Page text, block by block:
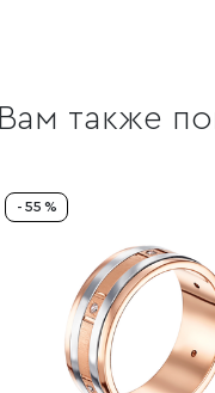
Вам также
- 55 %